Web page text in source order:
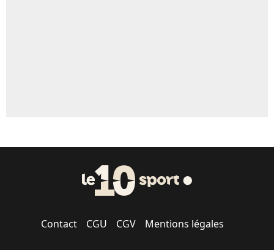
Contact CGU CGV Mentions légales